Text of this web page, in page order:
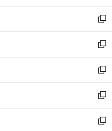
開
く
ウ
で
開
く
ン
ド
ウ
で
開
く
新
し
い
ウ
ィ
ン
ド
ウ
で
新
し
い
ウ
ィ
ン
ド
新
し
い
ウ
ィ
新
し
い
新